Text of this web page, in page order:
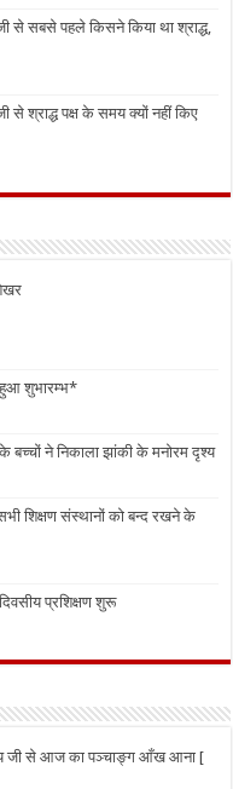
से सबसे पहले किसने किया था श्राद्ध,
से श्राद्ध पक्ष के समय क्यों नहीं किए
शुभारम्भ*
बच्चों ने निकाला झांकी के मनोरम दृश्य
शिक्षण संस्थानों को बन्द रखने के
प्रशिक्षण शुरू
जी से आज का पञ्चाङ्ग आँख आना [